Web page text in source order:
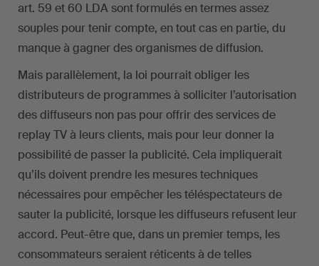
art. 59 et 60 LDA sont formulés en termes assez
souples pour tenir compte, en tout cas en partie, du
manque à gagner des organismes de diffusion.
Mais parallèlement, la loi pourrait obliger les
distributeurs de programmes à solliciter l’autorisation
des diffuseurs non pas pour offrir des services de
replay TV à leurs clients, mais pour leur donner la
possibilité de passer la publicité. Cela impliquerait
qu’ils doivent prendre les mesures techniques
nécessaires pour empêcher les téléspectateurs de
sauter la publicité, lorsque les diffuseurs refusent leur
accord. Peut-être que, dans un premier temps, les
consommateurs seraient réticents à de telles